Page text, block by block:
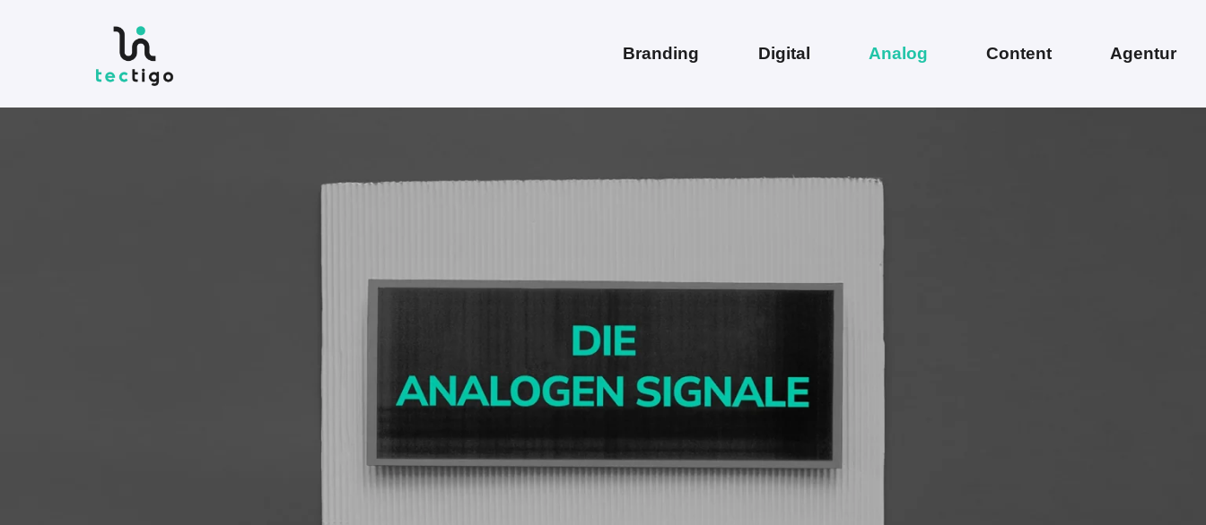
Branding Digital Analog Content Agentur